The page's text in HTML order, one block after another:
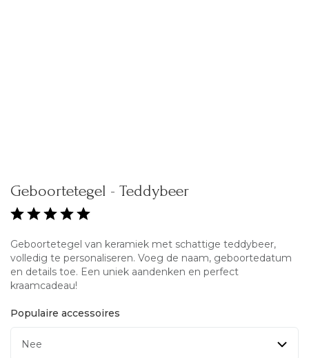
Geboortetegel - Teddybeer
Geboortetegel van keramiek met schattige teddybeer,
volledig te personaliseren. Voeg de naam, geboortedatum
en details toe. Een uniek aandenken en perfect
kraamcadeau!
Populaire accessoires